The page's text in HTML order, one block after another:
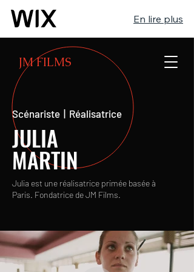
En lire plus